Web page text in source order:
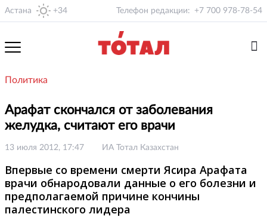
Астана +34 Телефон редакции: +7 700 978-78-54
Политика
Арафат скончался от заболевания
желудка, считают его врачи
13 июля 2012, 17:47 ИА Тотал Казахстан
Впервые со времени смерти Ясира Арафата
врачи обнародовали данные о его болезни и
предполагаемой причине кончины
палестинского лидера